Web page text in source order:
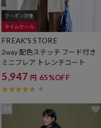
クーポン対象
タイムセール
FREAK'S STORE
2way 配色ステッチ フード付き
ミニフレア トレンチコート
5,947 円 65%OFF
4
14